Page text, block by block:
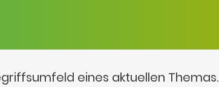
eines aktuellen Themas.